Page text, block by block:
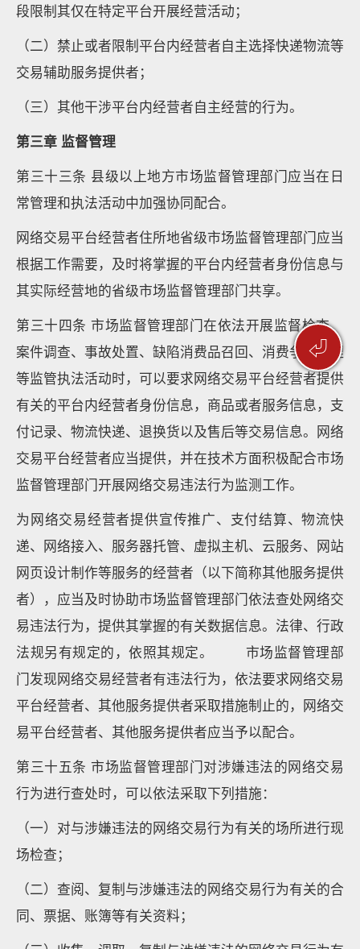
⏎
段限制其仅在特定平台开展经营活动；
（二）禁止或者限制平台内经营者自主选择快递物流等
交易辅助服务提供者；
（三）其他干涉平台内经营者自主经营的行为。
第三章 监督管理
第三十三条 县级以上地方市场监督管理部门应当在日
常管理和执法活动中加强协同配合。
网络交易平台经营者住所地省级市场监督管理部门应当
根据工作需要，及时将掌握的平台内经营者身份信息与
其实际经营地的省级市场监督管理部门共享。
第三十四条 市场监督管理部门在依法开展监督检查、
案件调查、事故处置、缺陷消费品召回、消费争议处理
等监管执法活动时，可以要求网络交易平台经营者提供
有关的平台内经营者身份信息，商品或者服务信息，支
付记录、物流快递、退换货以及售后等交易信息。网络
交易平台经营者应当提供，并在技术方面积极配合市场
监督管理部门开展网络交易违法行为监测工作。
为网络交易经营者提供宣传推广、支付结算、物流快
递、网络接入、服务器托管、虚拟主机、云服务、网站
网页设计制作等服务的经营者（以下简称其他服务提供
者），应当及时协助市场监督管理部门依法查处网络交
易违法行为，提供其掌握的有关数据信息。法律、行政
法规另有规定的，依照其规定。 市场监督管理部
门发现网络交易经营者有违法行为，依法要求网络交易
平台经营者、其他服务提供者采取措施制止的，网络交
易平台经营者、其他服务提供者应当予以配合。
第三十五条 市场监督管理部门对涉嫌违法的网络交易
行为进行查处时，可以依法采取下列措施：
（一）对与涉嫌违法的网络交易行为有关的场所进行现
场检查；
（二）查阅、复制与涉嫌违法的网络交易行为有关的合
同、票据、账簿等有关资料；